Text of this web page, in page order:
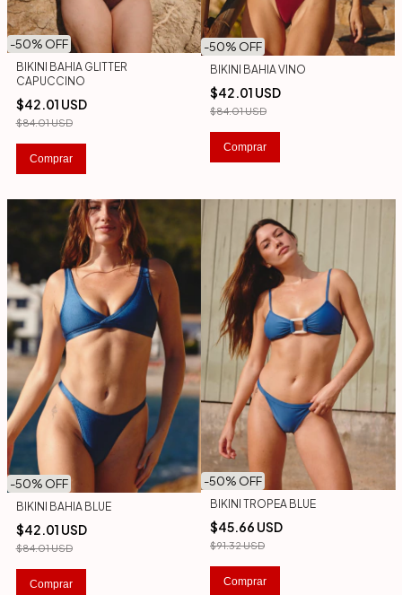
-50% OFF
BIKINI BAHIA GLITTER
CAPUCCINO
$42.01 USD
$84.01 USD
Comprar
-50% OFF
BIKINI BAHIA VINO
$42.01 USD
$84.01 USD
Comprar
-50% OFF
BIKINI BAHIA BLUE
$42.01 USD
$84.01 USD
Comprar
-50% OFF
BIKINI TROPEA BLUE
$45.66 USD
$91.32 USD
Comprar